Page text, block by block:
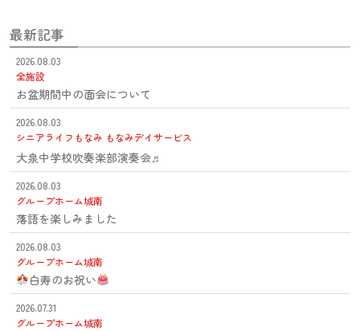
最新記事
2026.08.03
全施設
お盆期間中の面会について
2026.08.03
シニアライフもなみ もなみデイサービス
大泉中学校吹奏楽部演奏会♬
2026.08.03
グループホーム城南
落語を楽しみました
2026.08.03
グループホーム城南
白寿のお祝い
2026.07.31
グループホーム城南